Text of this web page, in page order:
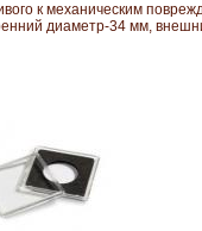
к механическим
диаметр-34 мм,